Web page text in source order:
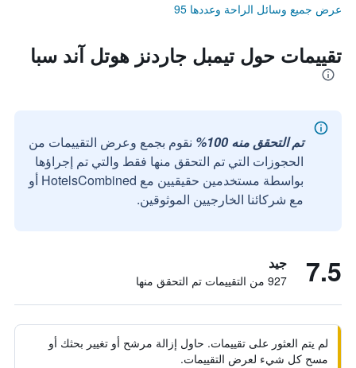
عرض جميع وسائل الراحة وعددها 95
تقييمات حول تيمبل جاردنز هوتل آند سبا
تم التحقق منه 100%
نقوم بجمع وعرض التقييمات من
الحجوزات التي تم التحقق منها فقط والتي تم إجراؤها
بواسطة مستخدمين حقيقيين مع HotelsCombined أو
مع شركائنا الخارجيين الموثوقين.
7.5 جيد
927 من التقييمات تم التحقق منها
لم يتم العثور على تقييمات. حاول إزالة مرشح أو تغيير بحثك أو
مسح كل شيء لعرض التقييمات.